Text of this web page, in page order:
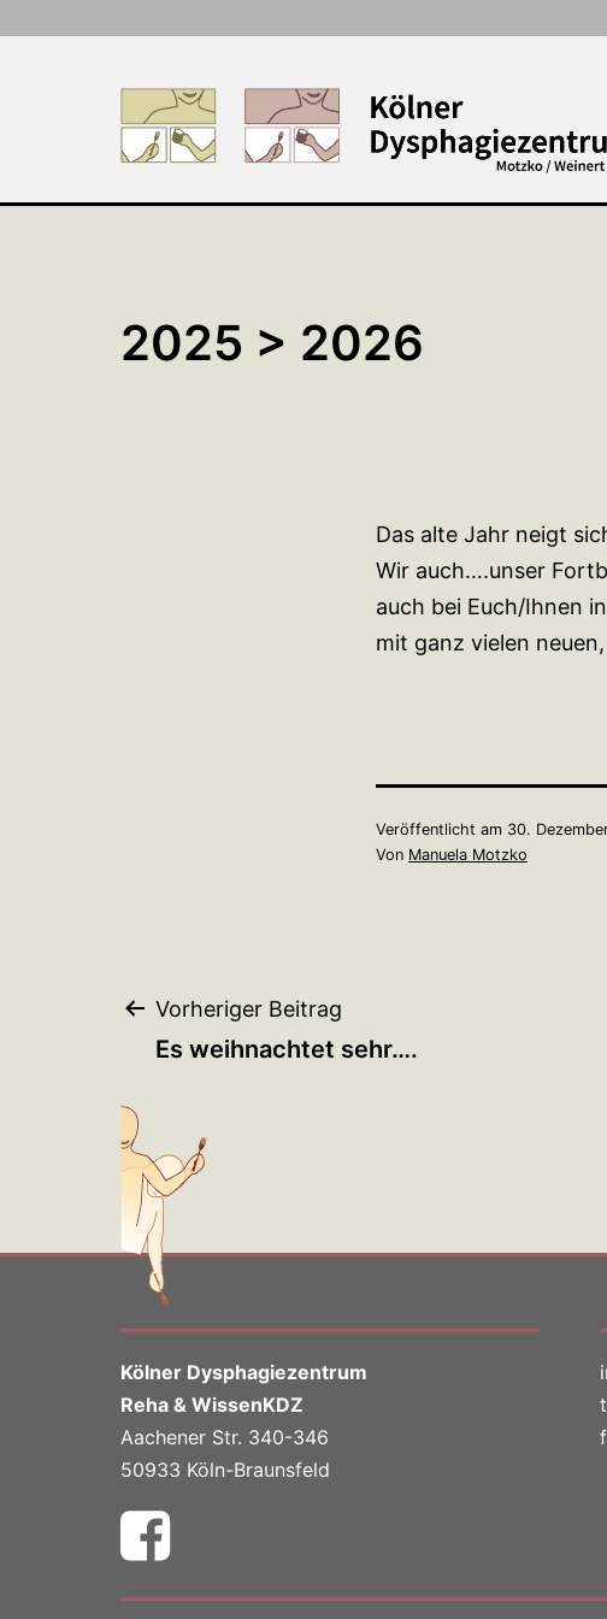
2025 > 2026
Das alte Jahr neigt
Wir auch….unser
auch bei Euch/Ihnen
mit ganz vielen
Veröffentlicht am 30.
Von Manuela Motzko
Beitragsnavigation
Vorheriger Beitrag
Es weihnachtet sehr….
Kölner Dysphagiezentrum
Reha & WissenKDZ
Aachener Str. 340-346
50933 Köln-Braunsfeld